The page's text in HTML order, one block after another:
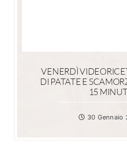
VENERDÌ
DI PATATE E
15
30 Gennaio